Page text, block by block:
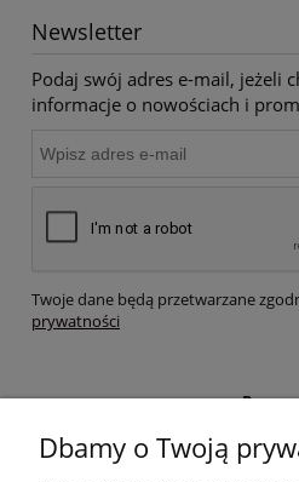
Newsletter
Podaj swój adres e-mail, jeżeli
informacje o nowościach i
Twoje dane będą przetwarzane
prywatności
Pomoc
Moje
Dbamy o Twoją